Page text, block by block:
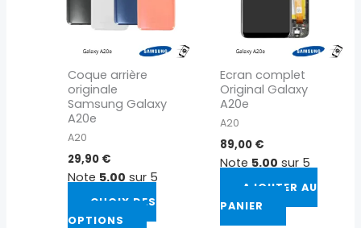
Coque arrière
originale
Samsung Galaxy
A20e
A20
29,90 €
Note 5.00 sur 5
CHOIX DES
OPTIONS
peuvent
être
choisies
sur
du
Ecran complet
Original Galaxy
A20e
A20
89,00 €
Note 5.00 sur 5
AJOUTER AU
PANIER